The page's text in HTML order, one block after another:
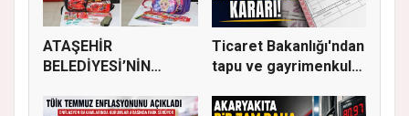
ATAŞEHİR
BELEDİYESİ’NİN
DEST...
Ticaret Bakanlığı'ndan
tapu ve gayrimenkul